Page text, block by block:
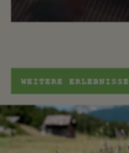
WEITERE ERLEBNISSE